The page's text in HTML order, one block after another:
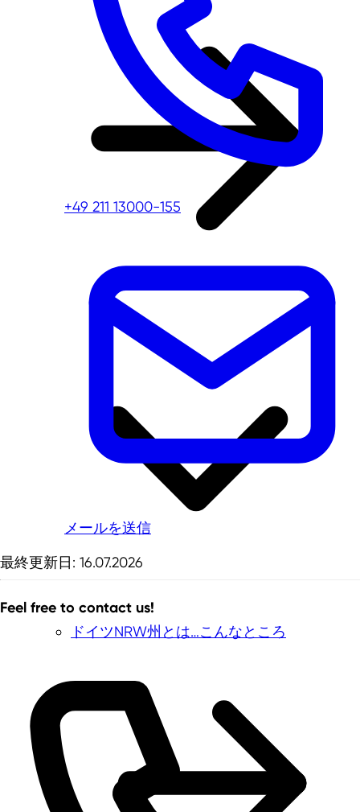
ドイツNRW州とは…こんなところ
+49 211 13000-155
メールを送信
最終更新日: 16.07.2026
Feel free to contact us!